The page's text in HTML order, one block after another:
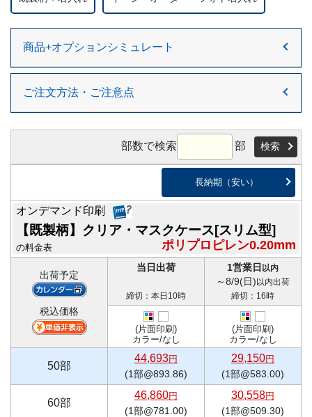
ご注文方法・ご注意点
部数で検索 部 検索
長納期（安い）
オンデマンド印刷
【既製柄】クリア・マスクケース[スリム型]
の料金表 ポリプロピレン0.20mm
出荷予定
税込価格
当日出荷
締切：本日10時
1営業日 以内
～8/9(日) 以内出荷
締切：16時
(片面印刷)
カラー/なし
(片面印刷)
カラー/なし
50部
44,693円
(1部@893.86)
29,150円
(1部@583.00)
60部
46,860円
(1部@781.00)
30,558円
(1部@509.30)
商品+オプションシミュレート